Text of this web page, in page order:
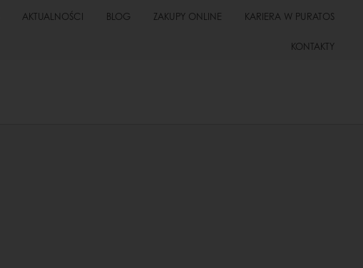
AKTUALNOŚCI BLOG ZAKUPY ONLINE KARIERA W PURATOS
KONTAKTY